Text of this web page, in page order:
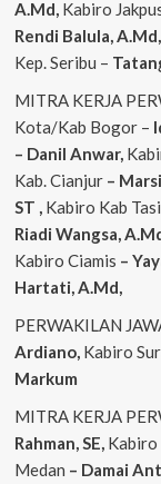
A.Md, Kabiro
Rendi Balula, A.Md,
Kep. Seribu –
MITRA KERJA
Kota/Kab Bogor –
– Danil Anwar,
Kab. Cianjur–
ST , Kabiro Kab
Riadi Wangsa,
Kabiro Ciamis –
Hartati, A.Md,
PERWAKILAN
Ardiano, Kabiro
Markum
MITRA KERJA
Rahman, SE, Kabiro
Medan – Damai